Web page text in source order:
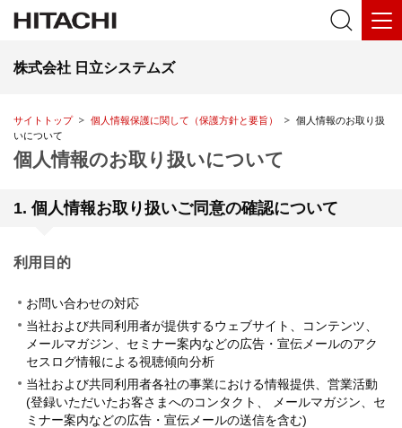
株式会社 日立システムズ
サイトトップ 個人情報保護に関して（保護方針と要旨）
個人情報のお取り扱
いについて
個人情報のお取り扱いについて
1. 個人情報お取り扱いご同意の確認について
利用目的
お問い合わせの対応
当社および共同利用者が提供するウェブサイト、コンテンツ、
メールマガジン、セミナー案内などの広告・宣伝メールのアク
セスログ情報による視聴傾向分析
当社および共同利用者各社の事業における情報提供、営業活動
(登録いただいたお客さまへのコンタクト、 メールマガジン、セ
ミナー案内などの広告・宣伝メールの送信を含む)